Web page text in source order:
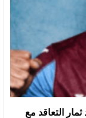
التعاقد مع